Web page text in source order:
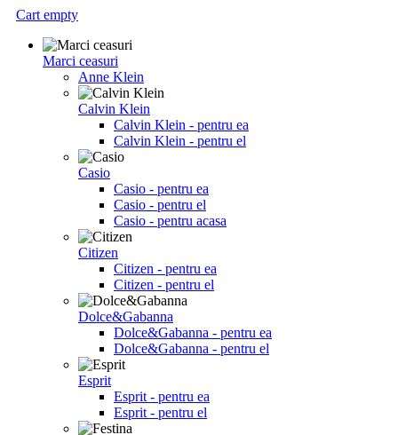
Cart empty
Marci ceasuri
Anne Klein
Calvin Klein
Calvin Klein - pentru ea
Calvin Klein - pentru el
Casio
Casio - pentru ea
Casio - pentru el
Casio - pentru acasa
Citizen
Citizen - pentru ea
Citizen - pentru el
Dolce&Gabanna
Dolce&Gabanna - pentru ea
Dolce&Gabanna - pentru el
Esprit
Esprit - pentru ea
Esprit - pentru el